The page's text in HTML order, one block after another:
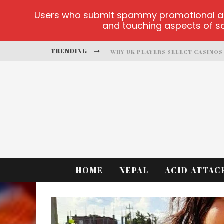
TRENDING
TEST
HOME NEPAL ACID
Users who submit spammy promotional
and touching aspects of